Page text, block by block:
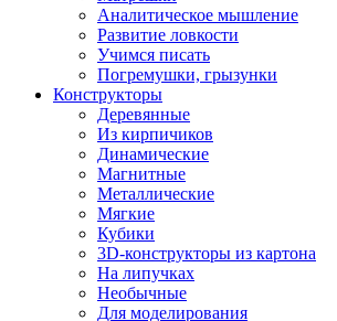
Аналитическое мышление
Развитие ловкости
Учимся писать
Погремушки, грызунки
Конструкторы
Деревянные
Из кирпичиков
Динамические
Магнитные
Металлические
Мягкие
Кубики
3D-конструкторы из картона
На липучках
Необычные
Для моделирования